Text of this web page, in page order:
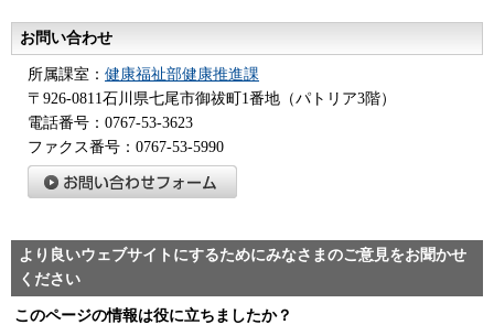
お問い合わせ
所属課室： 健康福祉部健康推進課
〒926-0811石川県七尾市御祓町1番地（パトリア3階）
電話番号：0767-53-3623
ファクス番号：0767-53-5990
より良いウェブサイトにするためにみなさまのご意見をお聞かせ
ください
このページの情報は役に立ちましたか？